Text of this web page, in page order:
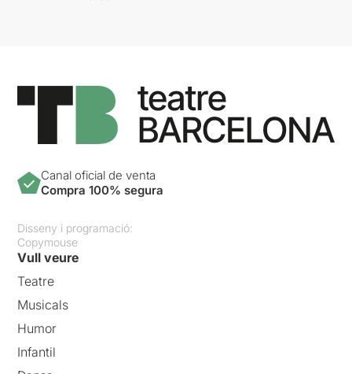
Canal oficial de venta
Compra 100% segura
Disseny i programació:
Copymouse
Vull veure
Teatre
Musicals
Humor
Infantil